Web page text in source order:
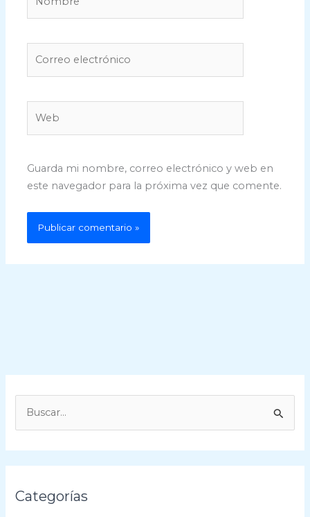
Guarda mi nombre, correo electrónico y web en
este navegador para la próxima vez que comente.
c
r
Categorías